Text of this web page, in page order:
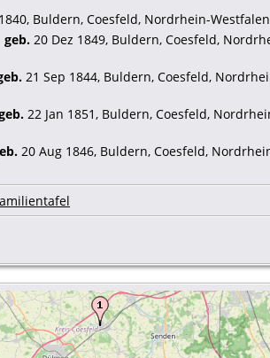
Buldern, Coesfeld, Nordrhein-
geb. 20 Dez 1849, Buldern, Coesfeld,
21 Sep 1844, Buldern, Coesfeld,
22 Jan 1851, Buldern, Coesfeld,
20 Aug 1846, Buldern, Coesfeld,